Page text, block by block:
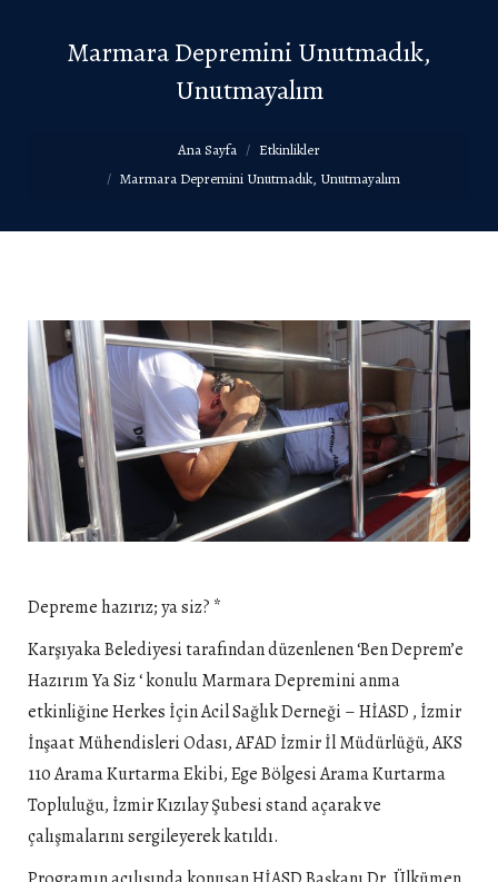
Marmara Depremini Unutmadık,
Unutmayalım
Ana Sayfa
Etkinlikler
Marmara Depremini Unutmadık, Unutmayalım
Depreme hazırız; ya siz? *
Karşıyaka Belediyesi tarafından düzenlenen ‘Ben Deprem’e
Hazırım Ya Siz ‘ konulu Marmara Depremini anma
etkinliğine Herkes İçin Acil Sağlık Derneği – HİASD , İzmir
İnşaat Mühendisleri Odası, AFAD İzmir İl Müdürlüğü, AKS
110 Arama Kurtarma Ekibi, Ege Bölgesi Arama Kurtarma
Topluluğu, İzmir Kızılay Şubesi stand açarak ve
çalışmalarını sergileyerek katıldı.